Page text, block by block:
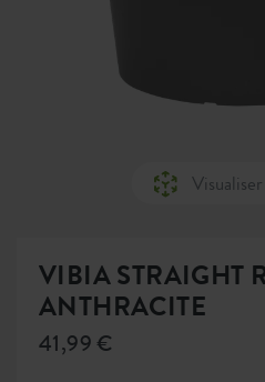
VIBIA STRAIGHT
ANTHRACITE
41,99 €